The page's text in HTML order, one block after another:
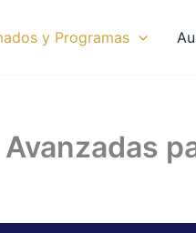
y Programas